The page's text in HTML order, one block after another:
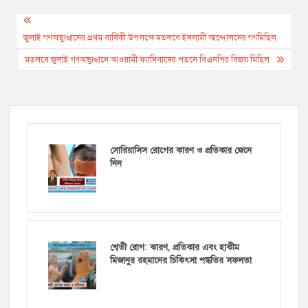
Post
navigation
জুলাই গণঅভ্যুত্থানের প্রথম বার্ষিকী উপলক্ষে মতলবে ইসলামী আন্দোলনের গণমিছিল
মতলবে জুলাই গণঅভ্যুত্থানে আওয়ামী ফ্যাসিবাদের পতনে বিএনপির বিজয় মিছিল
সোরিয়াসিস রোগের কারণ ও প্রতিকার জেনে
নিন
শ্বেতী রোগ: কারণ, প্রতিকার এবং হাকীম
মিজানুর রহমানের চিকিৎসা পদ্ধতির সফলতা